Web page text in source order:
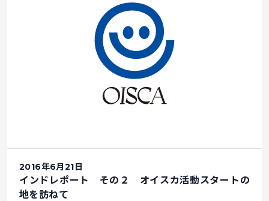
2016年6月21日
インドレポート その２ オイスカ活動スタートの
地を訪ねて